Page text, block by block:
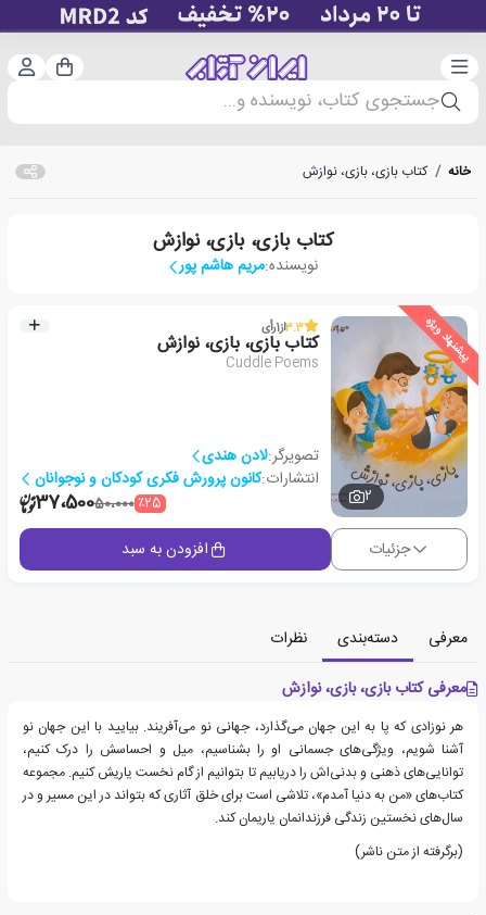
دسته‌بندی سبد
جستجوی کتاب، نویسنده و...
خانه / کتاب بازی، بازی، نوازش
کتاب بازی، بازی، نوازش
نویسنده:مریم هاشم پور
پیشنهاد ویژه
2
3.3از1رأی
کتاب بازی، بازی، نوازش
Cuddle Poems
تصویرگر:لادن هندی
انتشارات:کانون پرورش فکری کودکان و نوجوانان
٪2550،00037،500
جزئیات افزودن به سبد
معرفی دسته‌بندی
نظرات
معرفی کتاب بازی، بازی، نوازش
هر نوزادی که پا به این جهان می‌گذارد، جهانی نو می‌آفریند. بیایید با این جهان نو
آشنا شویم، ویژگی‌های جسمانی او را بشناسیم، میل و احساسش را درک کنیم،
توانایی‌های ذهنی و بدنی‌اش را دریابیم تا بتوانیم از گام نخست یاریش کنیم. مجموعه
کتاب‌های «من به دنیا آمدم»، تلاشی است برای خلق آثاری که بتواند در این مسیر و در
سال‌های نخستین زندگی فرزندانمان یاریمان کند.
(برگرفته از متن ناشر)